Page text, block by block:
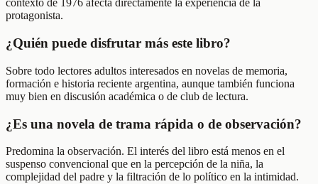
contexto de 1976 afecta directamente la experiencia de la
protagonista.
¿Quién puede disfrutar más este libro?
Sobre todo lectores adultos interesados en novelas de memoria,
formación e historia reciente argentina, aunque también funciona
muy bien en discusión académica o de club de lectura.
¿Es una novela de trama rápida o de observación?
Predomina la observación. El interés del libro está menos en el
suspenso convencional que en la percepción de la niña, la
complejidad del padre y la filtración de lo político en la intimidad.